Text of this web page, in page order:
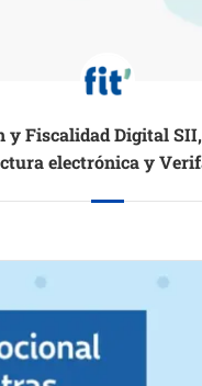
y Fiscalidad Digital
electrónica y